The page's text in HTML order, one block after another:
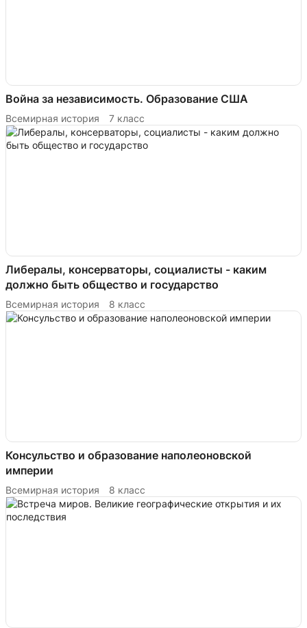
Война за независимость. Образование США
Всемирная история 7 класс
Либералы, консерваторы, социалисты - каким
должно быть общество и государство
Всемирная история 8 класс
Консульство и образование наполеоновской
империи
Всемирная история 8 класс